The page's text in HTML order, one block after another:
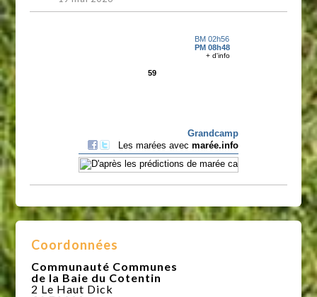
Coordonnées
Communauté Communes
de la Baie du Cotentin
2 Le Haut Dick